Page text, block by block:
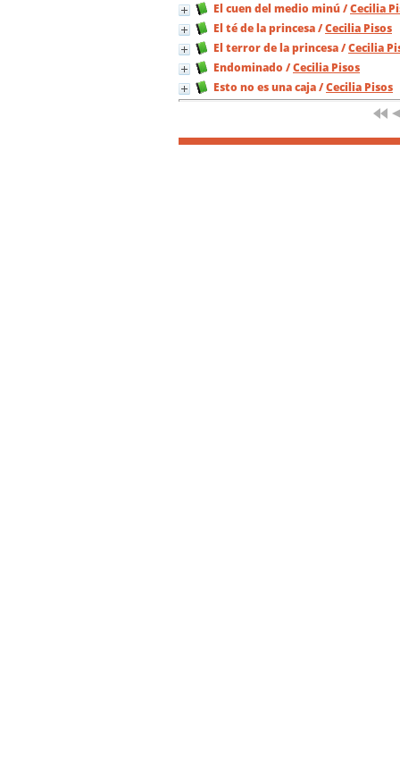
El cuen del medio minú/Cecilia
El té de la princesa/Cecilia Pisos
El terror de la princesa/Cecilia
Endominado /Cecilia Pisos
Esto no es una caja/Cecilia Pisos